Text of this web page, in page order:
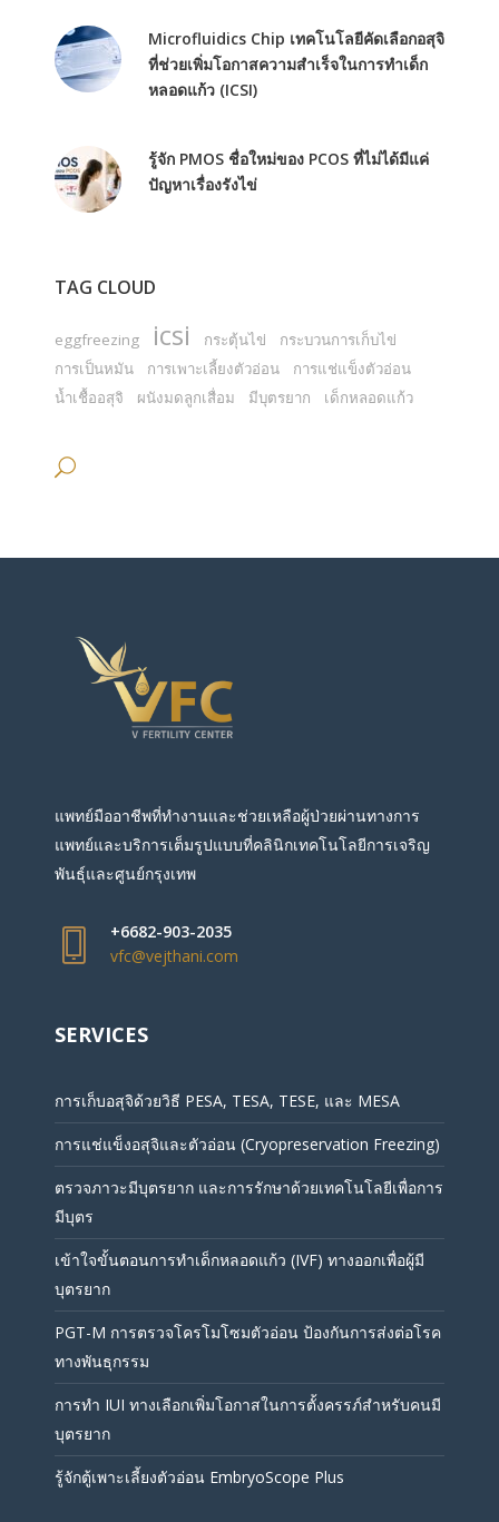
Microfluidics Chip เทคโนโลยีคัดเลือกอสุจิ
ที่ช่วยเพิ่มโอกาสความสำเร็จในการทำเด็ก
หลอดแก้ว (ICSI)
รู้จัก PMOS ชื่อใหม่ของ PCOS ที่ไม่ได้มีแค่
ปัญหาเรื่องรังไข่
TAG CLOUD
eggfreezing icsi กระตุ้นไข่
กระบวนการเก็บไข่
การเป็นหมัน
การเพาะเลี้ยงตัวอ่อน
การแช่แข็งตัวอ่อน
น้ำเชื้ออสุจิ
ผนังมดลูกเสื่อม มีบุตรยาก เด็กหลอดแก้ว
แพทย์มืออาชีพที่ทำงานและช่วยเหลือผู้ป่วยผ่านทางการ
แพทย์และบริการเต็มรูปแบบที่คลินิกเทคโนโลยีการเจริญ
พันธุ์และศูนย์กรุงเทพ
+6682-903-2035
vfc@vejthani.com
SERVICES
การเก็บอสุจิด้วยวิธี PESA, TESA, TESE, และ MESA
การแช่แข็งอสุจิและตัวอ่อน (Cryopreservation Freezing)
ตรวจภาวะมีบุตรยาก และการรักษาด้วยเทคโนโลยีเพื่อการ
มีบุตร
เข้าใจขั้นตอนการทำเด็กหลอดแก้ว (IVF) ทางออกเพื่อผู้มี
บุตรยาก
PGT-M การตรวจโครโมโซมตัวอ่อน ป้องกันการส่งต่อโรค
ทางพันธุกรรม
การทำ IUI ทางเลือกเพิ่มโอกาสในการตั้งครรภ์สำหรับคนมี
บุตรยาก
รู้จักตู้เพาะเลี้ยงตัวอ่อน EmbryoScope Plus